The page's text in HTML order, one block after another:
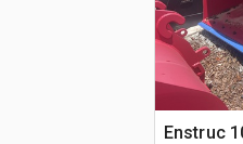
Enstruc